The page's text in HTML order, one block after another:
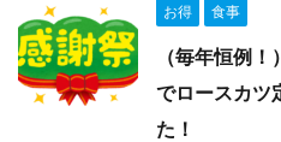
お得 食事
（毎年恒例
でロースカツ
た！